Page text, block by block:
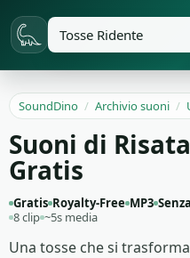
SoundDino / Archivio suoni /
Suoni di
Gratis
Gratis Royalty-Free MP3
8 clip ~5s media
Una tosse che si